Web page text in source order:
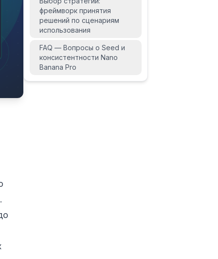
фреймворк принятия
решений по сценариям
использования
FAQ — Вопросы о Seed и
консистентности Nano
Banana Pro